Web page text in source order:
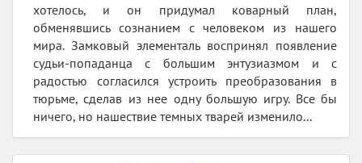
хотелось, и он придумал коварный план,
обменявшись сознанием с человеком из нашего
мира. Замковый элементаль воспринял появление
судьи-попаданца с большим энтузиазмом и с
радостью согласился устроить преобразования в
тюрьме, сделав из нее одну большую игру. Все бы
ничего, но нашествие темных тварей изменило...